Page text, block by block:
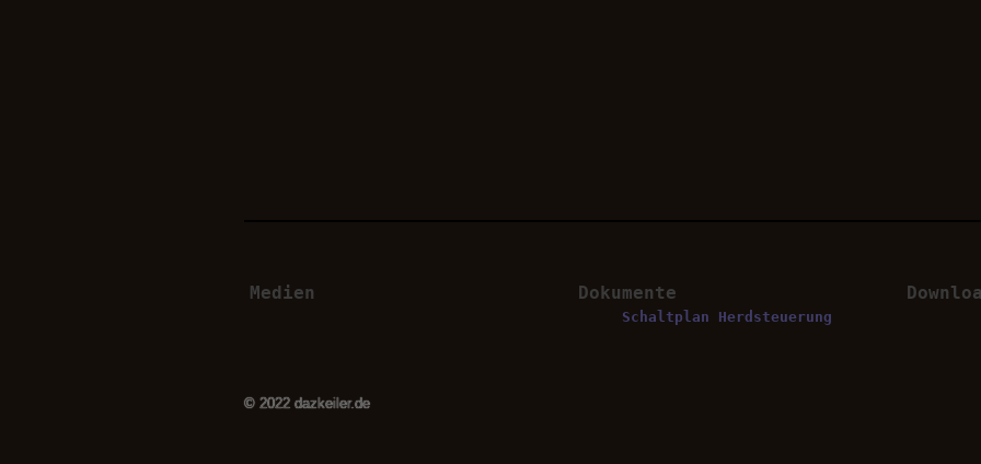
Medien Dokumente
Schaltplan Herdsteuerung
© 2022 dazkeiler.de